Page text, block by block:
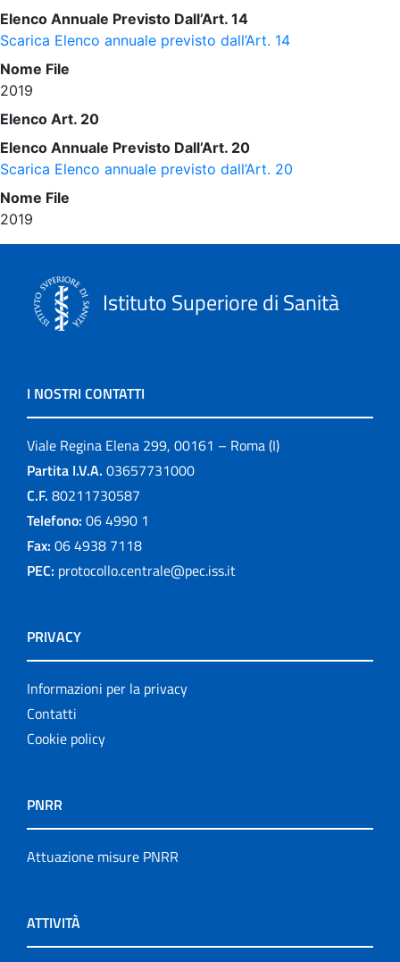
Elenco Annuale Previsto Dall’Art. 14
Scarica Elenco annuale previsto dall’Art. 14
Nome File
2019
Elenco Art. 20
Elenco Annuale Previsto Dall’Art. 20
Scarica Elenco annuale previsto dall’Art. 20
Nome File
2019
Istituto Superiore di Sanità
I NOSTRI CONTATTI
Viale Regina Elena 299, 00161 – Roma (I)
Partita I.V.A. 03657731000
C.F. 80211730587
Telefono: 06 4990 1
Fax: 06 4938 7118
PEC: protocollo.centrale@pec.iss.it
PRIVACY
Informazioni per la privacy
Contatti
Cookie policy
PNRR
Attuazione misure PNRR
ATTIVITÀ